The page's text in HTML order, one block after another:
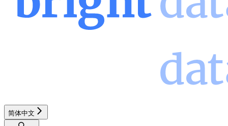
简体中文